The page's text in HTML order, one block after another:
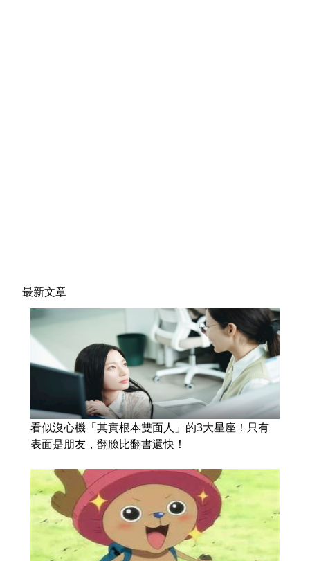
最新文章
看似沒心機「其實根本雙面人」的3大星座！只有
表面是朋友，翻臉比翻書還快！